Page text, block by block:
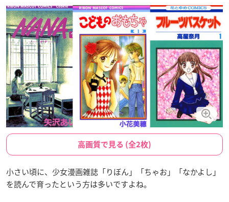
高画質で見る (全2枚)
小さい頃に、少女漫画雑誌「りぼん」「ちゃお」「なかよし」
を読んで育ったという方は多いですよね。